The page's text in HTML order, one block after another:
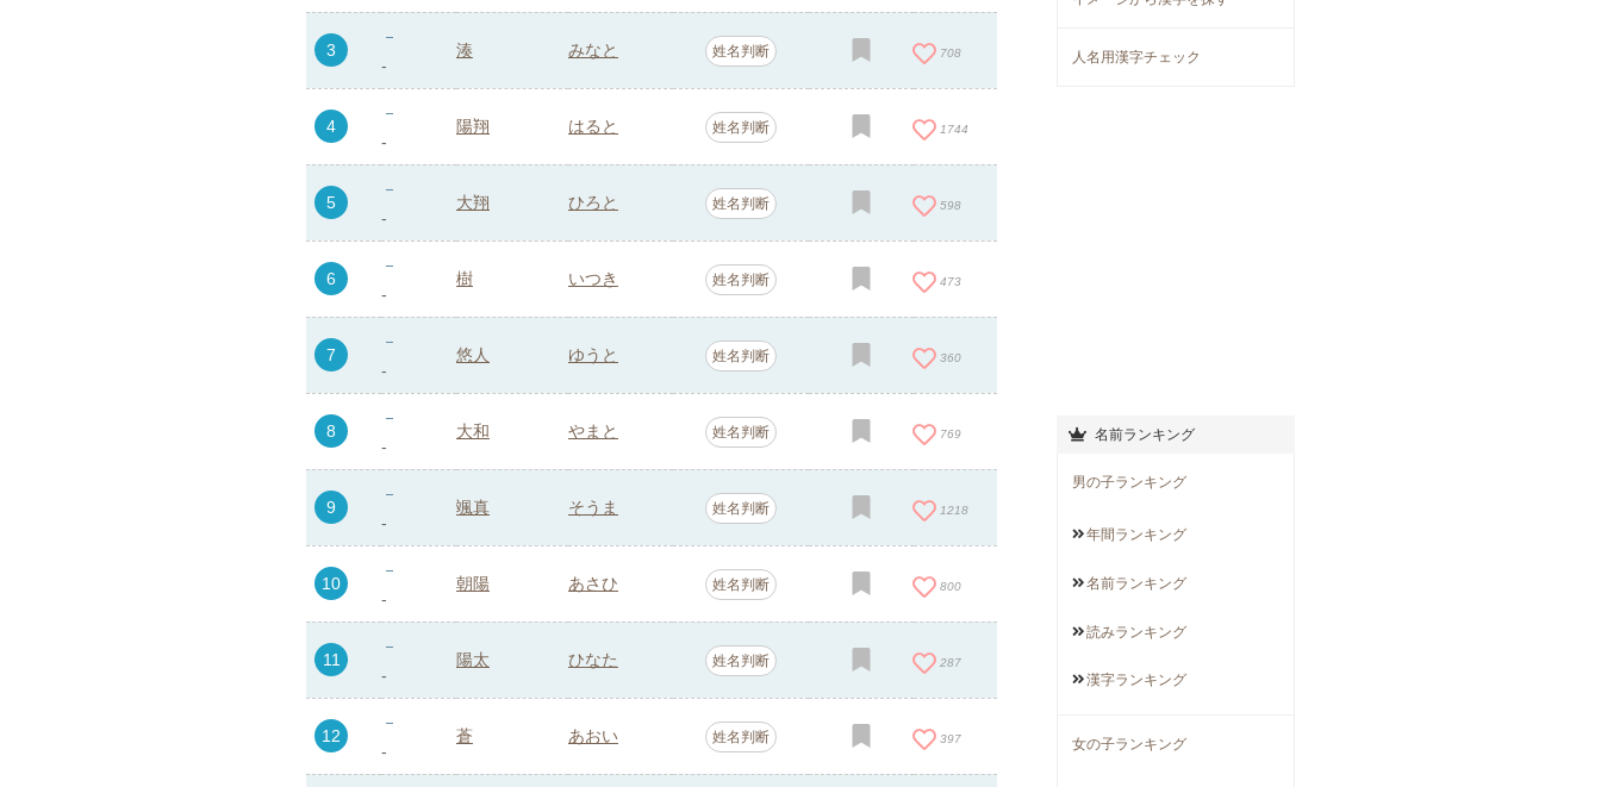
3
-
湊 みなと 姓名判断 708
4
-
陽翔 はると 姓名判断 1744
5
-
大翔 ひろと 姓名判断 598
6
-
樹 いつき 姓名判断 473
7
-
悠人 ゆうと 姓名判断 360
8
-
大和 やまと 姓名判断 769
9
-
颯真 そうま 姓名判断 1218
10
-
朝陽 あさひ 姓名判断 800
11
-
陽太 ひなた 姓名判断 287
12
-
蒼 あおい 姓名判断 397
人名用漢字チェック
名前ランキング
男の子ランキング
年間 ランキング
名前ランキング
読みランキング
漢字ランキング
女の子ランキング